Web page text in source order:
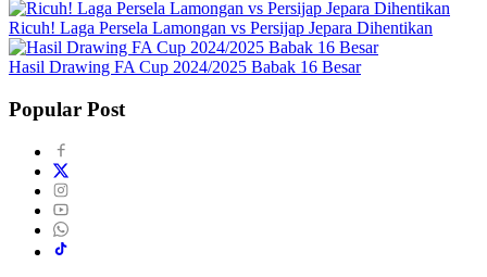
Ricuh! Laga Persela Lamongan vs Persijap Jepara Dihentikan
Hasil Drawing FA Cup 2024/2025 Babak 16 Besar
Popular Post